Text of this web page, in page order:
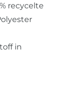
recycelte
in